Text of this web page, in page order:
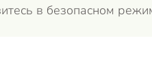
в безопасном